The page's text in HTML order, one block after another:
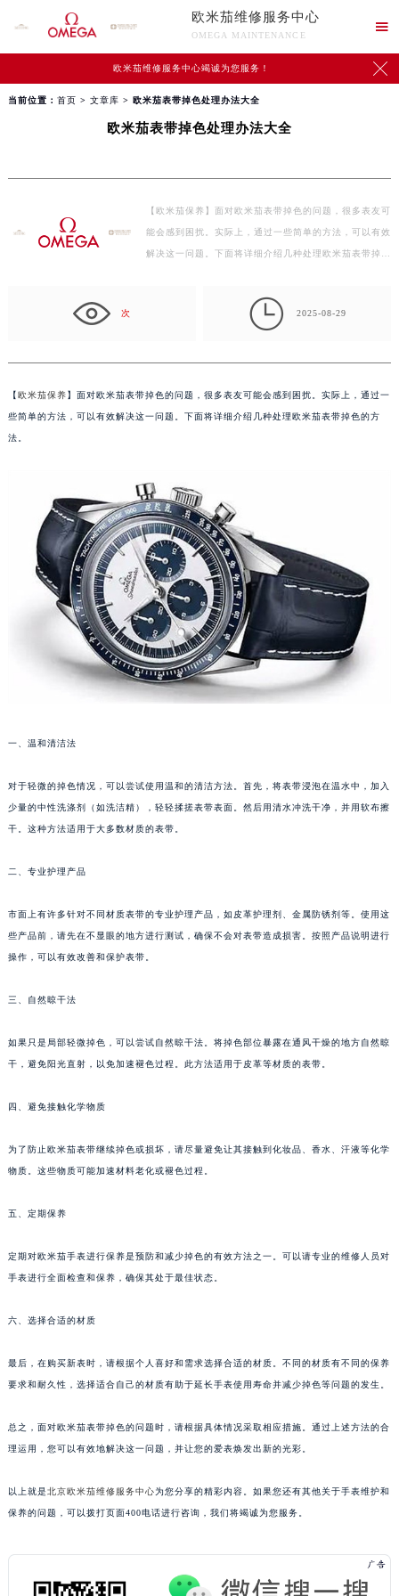
欧米茄维修服务中心
OMEGA MAINTENANCE

欧米茄维修服务中心竭诚为您服务！ 
当前位置： 首页 > 文章库 > 欧米茄表带掉色处理办法大全
欧米茄表带掉色处理办法大全
【欧米茄保养】面对欧米茄表带掉色的问题，很多表友可
能会感到困扰。实际上，通过一些简单的方法，可以有效
解决这一问题。下面将详细介绍几种处理欧米茄表带掉…
次  2025-08-29
【欧米茄保养】面对欧米茄表带掉色的问题，很多表友可能会感到困扰。实际上，通过一
些简单的方法，可以有效解决这一问题。下面将详细介绍几种处理欧米茄表带掉色的方
法。
一、温和清洁法
对于轻微的掉色情况，可以尝试使用温和的清洁方法。首先，将表带浸泡在温水中，加入
少量的中性洗涤剂（如洗洁精），轻轻揉搓表带表面。然后用清水冲洗干净，并用软布擦
干。这种方法适用于大多数材质的表带。
二、专业护理产品
市面上有许多针对不同材质表带的专业护理产品，如皮革护理剂、金属防锈剂等。使用这
些产品前，请先在不显眼的地方进行测试，确保不会对表带造成损害。按照产品说明进行
操作，可以有效改善和保护表带。
三、自然晾干法
如果只是局部轻微掉色，可以尝试自然晾干法。将掉色部位暴露在通风干燥的地方自然晾
干，避免阳光直射，以免加速褪色过程。此方法适用于皮革等材质的表带。
四、避免接触化学物质
为了防止欧米茄表带继续掉色或损坏，请尽量避免让其接触到化妆品、香水、汗液等化学
物质。这些物质可能加速材料老化或褪色过程。
五、定期保养
定期对欧米茄手表进行保养是预防和减少掉色的有效方法之一。可以请专业的维修人员对
手表进行全面检查和保养，确保其处于最佳状态。
六、选择合适的材质
最后，在购买新表时，请根据个人喜好和需求选择合适的材质。不同的材质有不同的保养
要求和耐久性，选择适合自己的材质有助于延长手表使用寿命并减少掉色等问题的发生。
总之，面对欧米茄表带掉色的问题时，请根据具体情况采取相应措施。通过上述方法的合
理运用，您可以有效地解决这一问题，并让您的爱表焕发出新的光彩。
以上就是北京欧米茄维修服务中心为您分享的精彩内容。如果您还有其他关于手表维护和
保养的问题，可以拨打页面400电话进行咨询，我们将竭诚为您服务。